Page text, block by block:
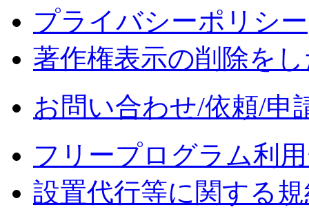
プライバシーポリシー
著作権表示の削除を
お問い合わせ/依頼/申
フリープログラム利
設置代行等に関する